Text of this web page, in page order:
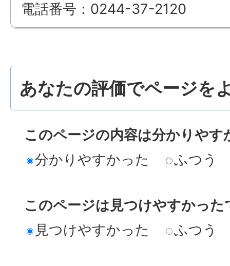
電話番号：0244-37-2120
あなたの評価でページを
このページの内容は分かりやす
分かりやすかった
ふつう
このページは見つけやすかった
見つけやすかった
ふつう